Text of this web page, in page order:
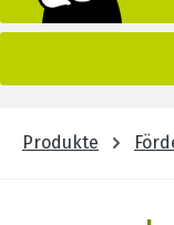
Produkte